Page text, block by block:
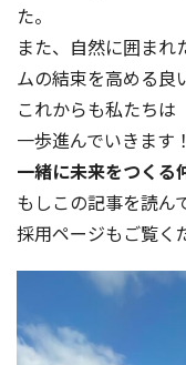
た。
また、自然に囲まれ
ムの結束を高める良
これからも私たちは
一歩進んでいきます！
一緒に未来をつくる
もしこの記事を読ん
採用ページもご覧く